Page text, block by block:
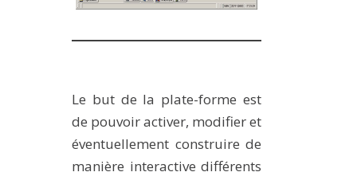
Le but de la plate-forme est
de pouvoir activer, modifier et
éventuellement construire de
manière interactive différents